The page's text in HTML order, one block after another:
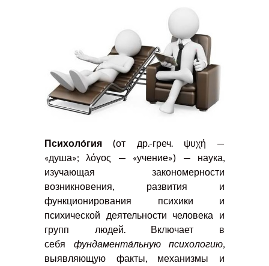
Психоло́гия (от др.-греч. ψυχή —
«душа»; λόγος — «учение») — наука,
изучающая закономерности
возникновения, развития и
функционирования психики и
психической деятельности человека и
групп людей. Включает в
себя фундамента́льную психологию,
выявляющую факты, механизмы и